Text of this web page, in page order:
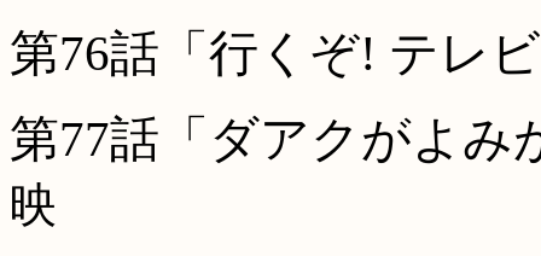
第76話「行くぞ! テレ
第77話「ダアクがよみ
映